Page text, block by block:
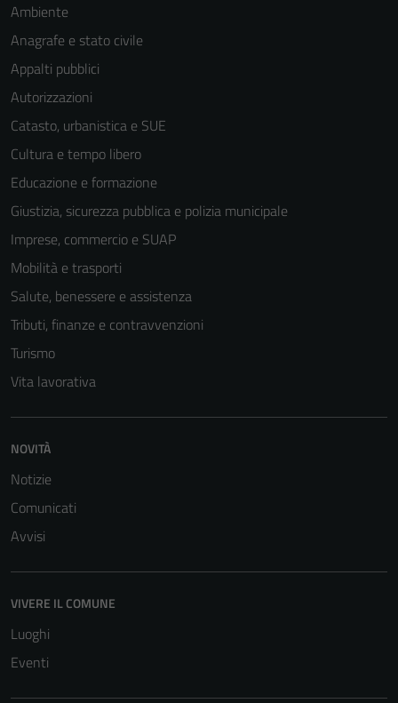
Ambiente
Anagrafe e stato civile
Appalti pubblici
Autorizzazioni
Catasto, urbanistica e SUE
Cultura e tempo libero
Educazione e formazione
Giustizia, sicurezza pubblica e polizia municipale
Imprese, commercio e SUAP
Mobilità e trasporti
Salute, benessere e assistenza
Tributi, finanze e contravvenzioni
Turismo
Vita lavorativa
NOVITÀ
Notizie
Comunicati
Avvisi
VIVERE IL COMUNE
Luoghi
Eventi
Questi cookie